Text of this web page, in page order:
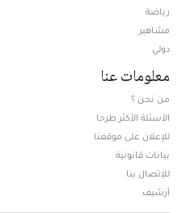
رياضة
مشاهير
دولي
معلومات عنا
من نحن ؟
الأسئلة الأكثر طرحا
للإعلان على موقعنا
بيانات قانونية
للإتصال بنا
أرشيف